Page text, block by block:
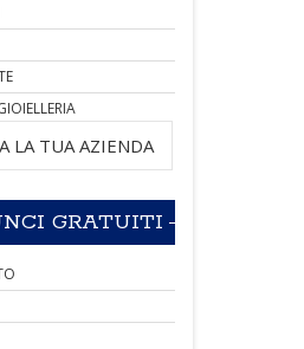
LA TUA AZIENDA
GRATUITI